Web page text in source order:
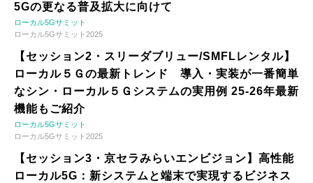
5Gの更なる普及拡大に向けて
ローカル5Gサミット
ローカル5Gサミット2025
【セッション2・スリーダブリュー/SMFLレンタル】
ローカル５Ｇの最新トレンド 導入・実装が一番簡単
なシン・ローカル５Ｇシステムの実用例 25-26年最新
機能もご紹介
ローカル5Gサミット
ローカル5Gサミット2025
【セッション3・京セラみらいエンビジョン】高性能
ローカル5G：新システムと端末で実現するビジネス